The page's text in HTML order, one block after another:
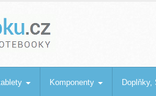
Komponenty Doplňky,